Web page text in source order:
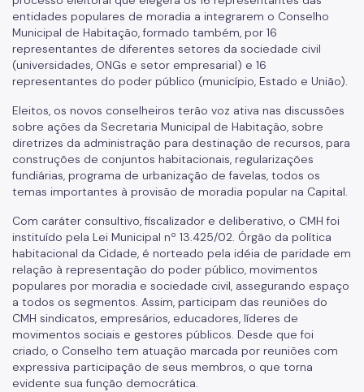
entidades populares de moradia a integrarem o Conselho
Municipal de Habitação, formado também, por 16
representantes de diferentes setores da sociedade civil
(universidades, ONGs e setor empresarial) e 16
representantes do poder público (município, Estado e União).
Eleitos, os novos conselheiros terão voz ativa nas discussões
sobre ações da Secretaria Municipal de Habitação, sobre
diretrizes da administração para destinação de recursos, para
construções de conjuntos habitacionais, regularizações
fundiárias, programa de urbanização de favelas, todos os
temas importantes à provisão de moradia popular na Capital.
Com caráter consultivo, fiscalizador e deliberativo, o CMH foi
instituído pela Lei Municipal nº 13.425/02. Órgão da política
habitacional da Cidade, é norteado pela idéia de paridade em
relação à representação do poder público, movimentos
populares por moradia e sociedade civil, assegurando espaço
a todos os segmentos. Assim, participam das reuniões do
CMH sindicatos, empresários, educadores, líderes de
movimentos sociais e gestores públicos. Desde que foi
criado, o Conselho tem atuação marcada por reuniões com
expressiva participação de seus membros, o que torna
evidente sua função democrática.